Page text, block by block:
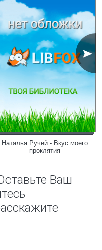
Наталья Ручей - Вкус моего
проклятия
Ваш